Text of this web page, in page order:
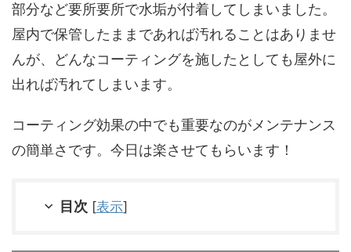
部分など要所要所で水垢が付着してしまいました。
屋内で保管したままであれば汚れることはありませ
んが、どんなコーティングを施したとしても屋外に
出れば汚れてしまいます。
コーティング効果の中でも重要なのがメンテナンス
の簡単さです。今日は楽させてもらいます！
目次 [表示]